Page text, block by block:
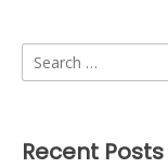
Search
for:
Recent Posts